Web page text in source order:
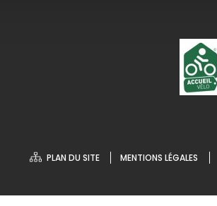
PLAN DU SITE MENTIONS LÉGALES